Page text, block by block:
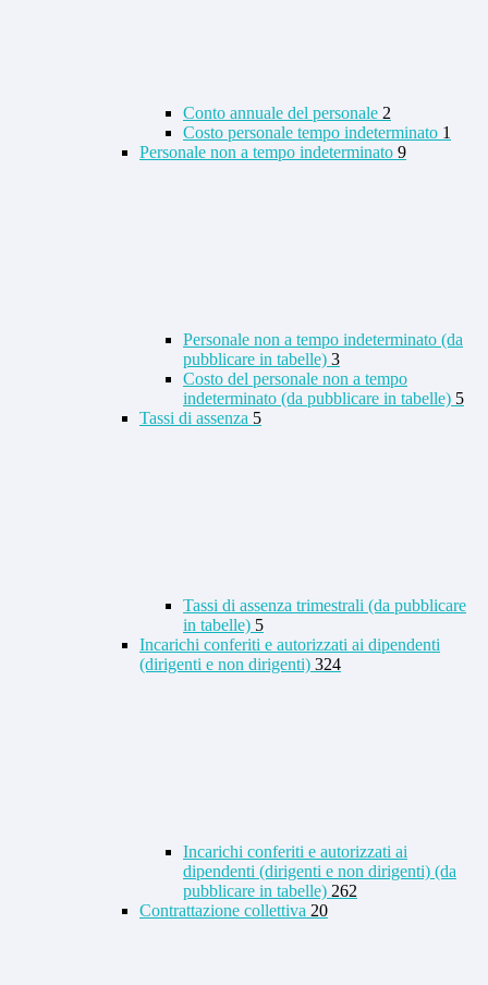
Conto annuale del personale 2
Costo personale tempo indeterminato 1
Personale non a tempo indeterminato 9
Personale non a tempo indeterminato (da
pubblicare in tabelle) 3
Costo del personale non a tempo
indeterminato (da pubblicare in tabelle) 5
Tassi di assenza 5
Tassi di assenza trimestrali (da pubblicare
in tabelle) 5
Incarichi conferiti e autorizzati ai dipendenti
(dirigenti e non dirigenti) 324
Incarichi conferiti e autorizzati ai
dipendenti (dirigenti e non dirigenti) (da
pubblicare in tabelle) 262
Contrattazione collettiva 20